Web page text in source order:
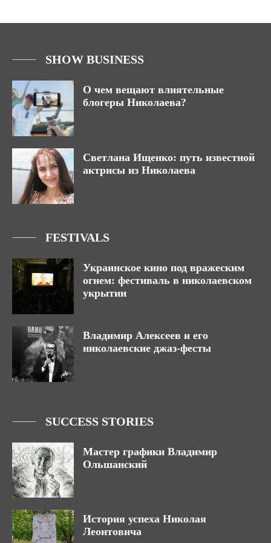
SHOW BUSINESS
О чем вещают влиятельные
блогеры Николаева?
Светлана Ищенко: путь известной
актрисы из Николаева
FESTIVALS
Украинское кино под вражеским
огнем: фестиваль в николаевском
укрытии
Владимир Алексеев и его
николаевские джаз-фесты
SUCCESS STORIES
Мастер графики Владимир
Ольшанский
История успеха Николая
Леонтовича